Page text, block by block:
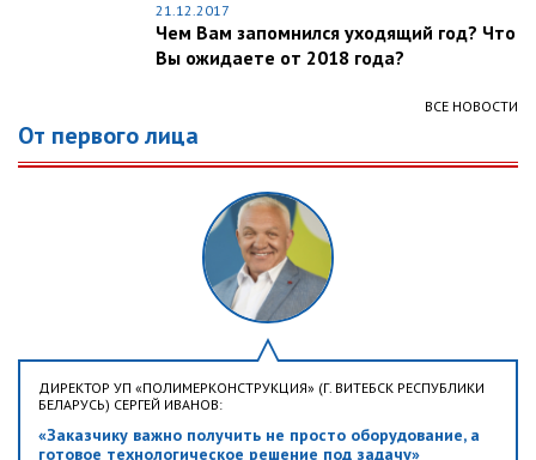
21.12.2017
Чем Вам запомнился уходящий год? Что
Вы ожидаете от 2018 года?
ВСЕ НОВОСТИ
От первого лица
ДИРЕКТОР УП «ПОЛИМЕРКОНСТРУКЦИЯ» (Г. ВИТЕБСК РЕСПУБЛИКИ
БЕЛАРУСЬ) СЕРГЕЙ ИВАНОВ:
«Заказчику важно получить не просто оборудование, а
готовое технологическое решение под задачу»